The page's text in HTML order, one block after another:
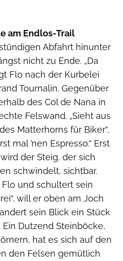
am Endlos-Trail
Abfahrt hinunter
nicht zu Ende. „Da
Flo nach der Kurbelei
Tournalin. Gegenüber
des Col de Nana in
Felswand. „Sieht aus
Matterhorns für Biker“,
mal ’nen Espresso.“ Erst
der Steig, der sich
schwindelt, sichtbar.
Flo und schultert sein
will er oben am Joch
sein Blick ein Stück
Dutzend Steinböcke,
hat es sich auf den
den Felsen gemütlich